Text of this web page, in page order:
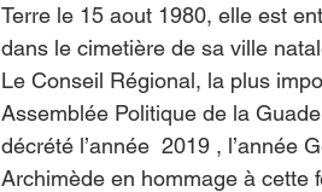
Terre le 15 aout 1980, elle est
dans le cimetière de sa ville
Le Conseil Régional, la plus
Assemblée Politique de la
décrété l’année  2019 , l’année
Archimède en hommage à cette